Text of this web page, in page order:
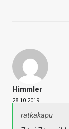
Himmler
28.10.2019
ratkakapu